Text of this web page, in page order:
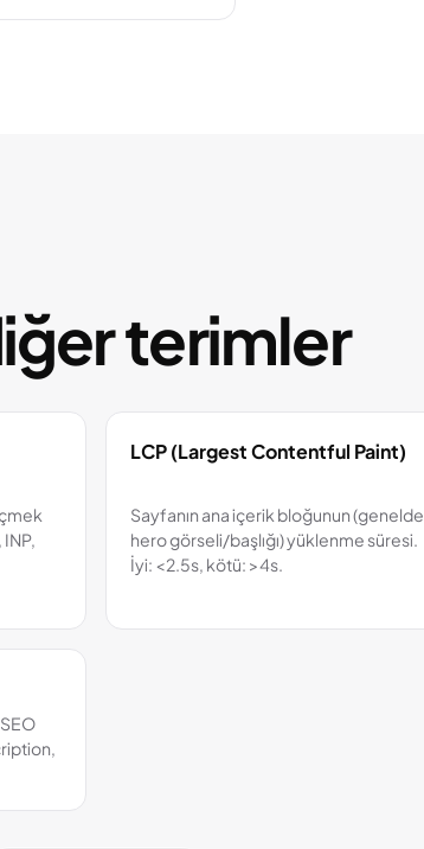
terimler
LCP (Largest Contentful Paint)
Sayfanın ana içerik bloğunun (genelde
hero görseli/başlığı) yüklenme süresi.
İyi: <2.5s, kötü: >4s.